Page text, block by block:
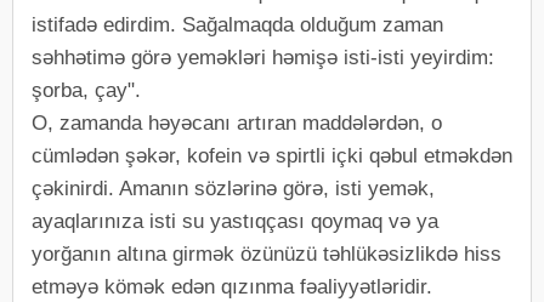
istifadə edirdim. Sağalmaqda olduğum zaman
səhhətimə görə yeməkləri həmişə isti-isti yeyirdim:
şorba, çay".
O, zamanda həyəcanı artıran maddələrdən, o
cümlədən şəkər, kofein və spirtli içki qəbul etməkdən
çəkinirdi. Amanın sözlərinə görə, isti yemək,
ayaqlarınıza isti su yastıqçası qoymaq və ya
yorğanın altına girmək özünüzü təhlükəsizlikdə hiss
etməyə kömək edən qızınma fəaliyyətləridir.